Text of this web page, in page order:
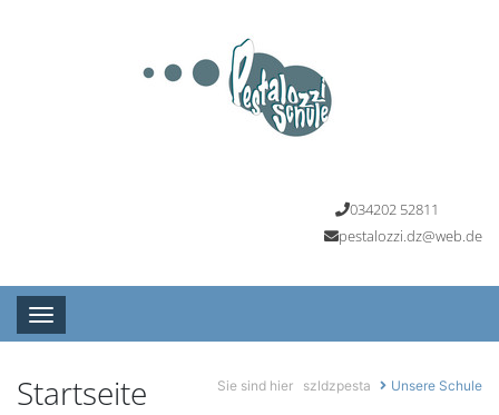
034202 52811
pestalozzi.dz@web.de
Toggle navigation
Startseite Sie sind hier szldzpesta Unsere Schule